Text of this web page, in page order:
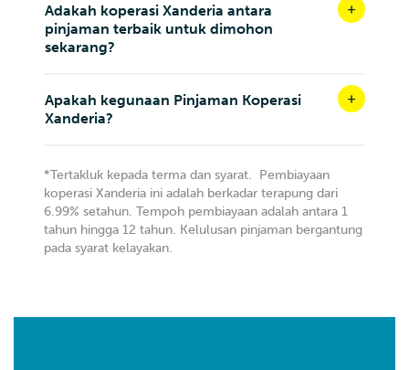
Adakah koperasi Xanderia antara
pinjaman terbaik untuk dimohon
sekarang?
Apakah kegunaan Pinjaman Koperasi
Xanderia?
*Tertakluk kepada terma dan syarat. Pembiayaan
koperasi Xanderia ini adalah berkadar terapung dari
6.99% setahun. Tempoh pembiayaan adalah antara 1
tahun hingga 12 tahun. Kelulusan pinjaman bergantung
pada syarat kelayakan.